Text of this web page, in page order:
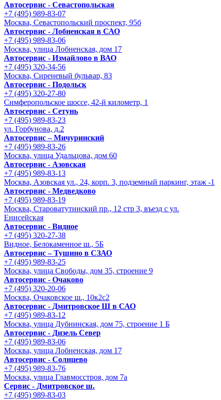
Автосервис - Cевастопольская
+7 (495) 989-83-07
Москва, Севастопольский проспект, 95б
Автосервис - Лобненская в САО
+7 (495) 989-83-06
Москва, улица Лобненская, дом 17
Автосервис - Измайлово в ВАО
+7 (495) 320-34-56
Москва, Сиреневый бульвар, 83
Автосервис - Подольск
+7 (495) 320-27-80
Симферопольское шоссе, 42-й километр, 1
Автосервис - Сетунь
+7 (495) 989-83-23
ул. Горбунова, д.2
Автосервис – Мичуринский
+7 (495) 989-83-26
Москва, улица Удальцова, дом 60
Автосервис - Азовская
+7 (495) 989-83-13
Москва, Азовская ул., 24, корп. 3, подземный паркинг, этаж -1
Автосервис - Медведково
+7 (495) 989-83-19
Москва, Староватутинский пр., 12 стр 3, въезд с ул.
Енисейская
Автосервис - Видное
+7 (495) 320-27-38
Видное, Белокаменное ш., 5Б
Автосервис – Тушино в СЗАО
+7 (495) 989-83-25
Москва, улица Свободы, дом 35, строение 9
Автосервис - Очаково
+7 (495) 320-20-06
Москва, Очаковское ш., 10к2с2
Автосервис - Дмитровское Ш в САО
+7 (495) 989-83-12
Москва, улица Дубнинская, дом 75, строение 1 Б
Автосервис - Дизель Север
+7 (495) 989-83-06
Москва, улица Лобненская, дом 17
Автосервис - Солнцево
+7 (495) 989-83-76
Москва, улица Главмосстроя, дом 7а
Сервис - Дмитровское ш.
+7 (495) 989-83-03